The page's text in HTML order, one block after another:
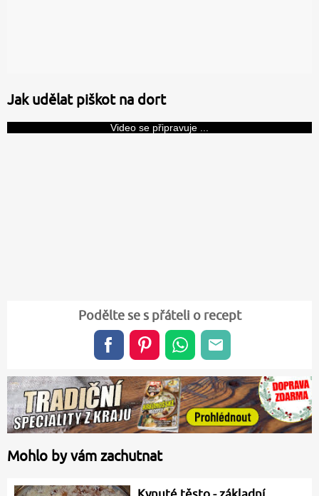
Jak udělat piškot na dort
Video se připravuje ...
Podělte se s přáteli o recept
Mohlo by vám zachutnat